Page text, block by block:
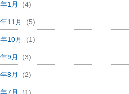
1月 (4)
11月 (5)
10月 (1)
9月 (3)
8月 (2)
7月 (1)